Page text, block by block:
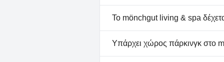
Όχι, το mönchgut living & spa
Το mönchgut living & spa
Όχι, το mönchgut living & spa
Υπάρχει χώρος πάρκινγκ στο